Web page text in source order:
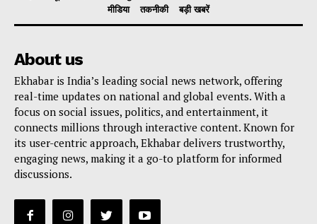
मीडिया
तकनीकी बड़ी खबरें
About us
Ekhabar is India’s leading social news network, offering
real-time updates on national and global events. With a
focus on social issues, politics, and entertainment, it
connects millions through interactive content. Known for
its user-centric approach, Ekhabar delivers trustworthy,
engaging news, making it a go-to platform for informed
discussions.